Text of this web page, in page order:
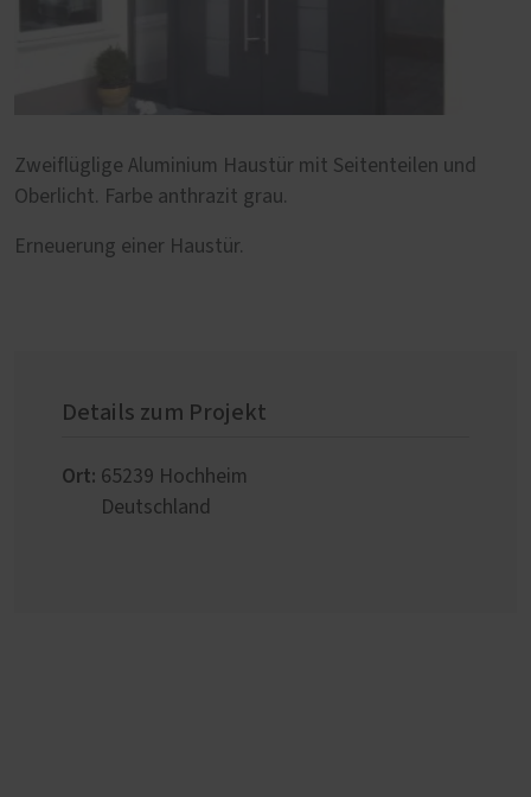
Zweiflüglige Aluminium Haustür mit Seitenteilen und
Oberlicht. Farbe anthrazit grau.
Erneuerung einer Haustür.
Details zum Projekt
Ort: 65239 Hochheim
Deutschland